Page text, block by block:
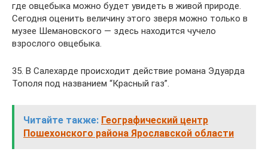
где овцебыка можно будет увидеть в живой природе.
Сегодня оценить величину этого зверя можно только в
музее Шемановского — здесь находится чучело
взрослого овцебыка.
35. В Салехарде происходит действие романа Эдуарда
Тополя под названием “Красный газ”.
Читайте также: Географический центр
Пошехонского района Ярославской области